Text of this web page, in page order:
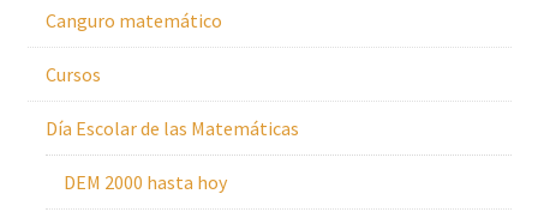
Canguro matemático
Cursos
Día Escolar de las Matemáticas
DEM 2000 hasta hoy